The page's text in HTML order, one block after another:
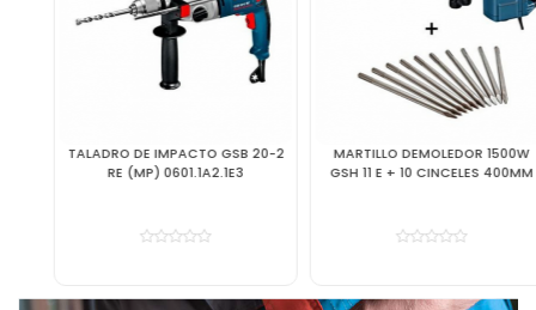
TALADRO DE IMPACTO GSB 20-2
RE (MP) 0601.1A2.1E3
MARTILLO DEMOLEDOR 1500W
GSH 11 E + 10 CINCELES 400MM